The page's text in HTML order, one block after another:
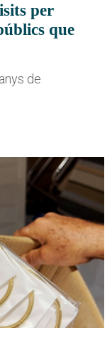
per
que
de